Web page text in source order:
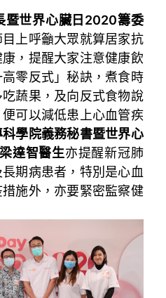
暨世界心臟日2020籌委
上呼籲大眾就算居家抗
，提醒大家注意健康飲
零反式」秘訣，煮食時
蔬果，及向反式食物說
可以減低患上心血管疾
學院義務秘書暨世界心
達智醫生亦提醒新冠肺
期病患者，特別是心血
施外，亦要緊密監察健